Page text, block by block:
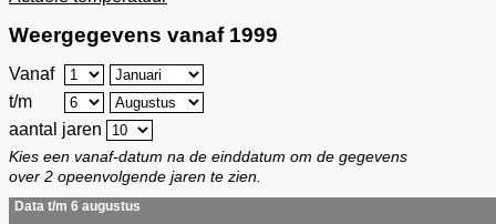
Weergegevens vanaf 1999
Vanaf
t/m
aantal jaren
Kies een vanaf-datum na de einddatum om de gegevens
over 2 opeenvolgende jaren te zien.
Data t/m 6 augustus